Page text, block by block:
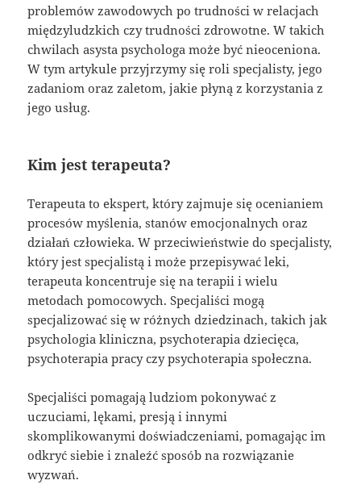
problemów zawodowych po trudności w relacjach
międzyludzkich czy trudności zdrowotne. W takich
chwilach asysta psychologa może być nieoceniona.
W tym artykule przyjrzymy się roli specjalisty, jego
zadaniom oraz zaletom, jakie płyną z korzystania z
jego usług.
Kim jest terapeuta?
Terapeuta to ekspert, który zajmuje się ocenianiem
procesów myślenia, stanów emocjonalnych oraz
działań człowieka. W przeciwieństwie do specjalisty,
który jest specjalistą i może przepisywać leki,
terapeuta koncentruje się na terapii i wielu
metodach pomocowych. Specjaliści mogą
specjalizować się w różnych dziedzinach, takich jak
psychologia kliniczna, psychoterapia dziecięca,
psychoterapia pracy czy psychoterapia społeczna.
Specjaliści pomagają ludziom pokonywać z
uczuciami, lękami, presją i innymi
skomplikowanymi doświadczeniami, pomagając im
odkryć siebie i znaleźć sposób na rozwiązanie
wyzwań.